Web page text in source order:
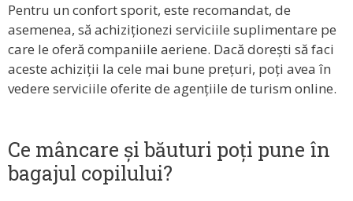
Pentru un confort sporit, este recomandat, de
asemenea, să achiziționezi serviciile suplimentare pe
care le oferă companiile aeriene. Dacă dorești să faci
aceste achiziții la cele mai bune prețuri, poți avea în
vedere serviciile oferite de agențiile de turism online.
Ce mâncare și băuturi poți pune în
bagajul copilului?